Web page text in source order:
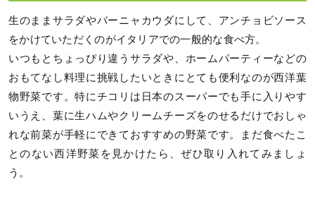
生のままサラダやバーニャカウダにして、アンチョビソース
をかけていただくのがイタリアでの一般的な食べ方。
いつもとちょっぴり違うサラダや、ホームパーティーなどの
おもてなし料理に挑戦したいときにとても便利なのが西洋葉
物野菜です。特にチコリは日本のスーパーでも手に入りやす
いうえ、葉に生ハムやクリームチーズをのせるだけでおしゃ
れな前菜が手軽にできておすすめの野菜です。まだ食べたこ
とのない西洋野菜を見かけたら、ぜひ取り入れてみましょ
う。